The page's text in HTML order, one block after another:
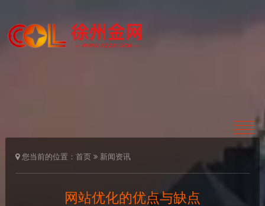
您当前的位置：首页 新闻资讯
网站优化的优点与缺点